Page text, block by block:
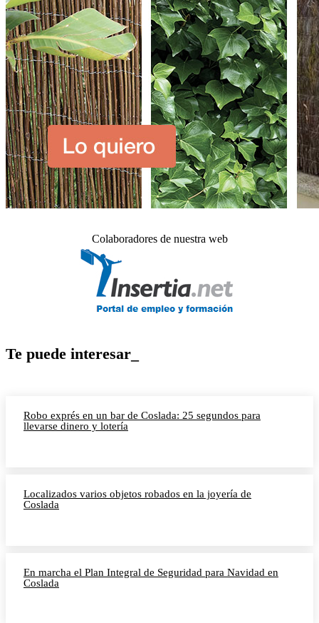
Colaboradores de nuestra web
Te puede interesar_
Robo exprés en un bar de Coslada: 25 segundos para
llevarse dinero y lotería
Localizados varios objetos robados en la joyería de
Coslada
En marcha el Plan Integral de Seguridad para Navidad en
Coslada